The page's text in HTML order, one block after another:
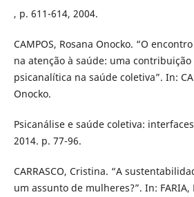
, p. 611-614, 2004.
CAMPOS, Rosana Onocko. “O
na atenção à saúde: uma
psicanalítica na saúde coletiva”. In:
Onocko.
Psicanálise e saúde coletiva:
2014. p. 77-96.
CARRASCO, Cristina. “A
um assunto de mulheres?”. In: